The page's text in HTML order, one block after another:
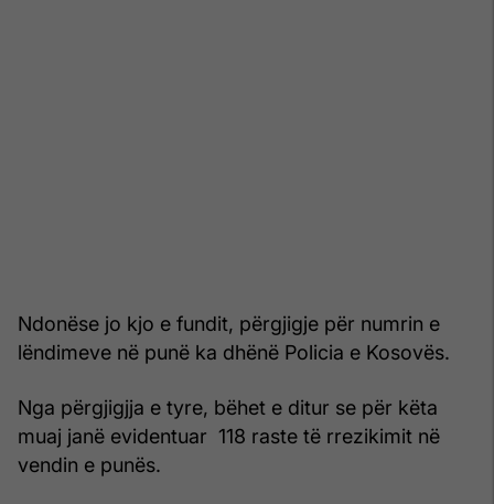
Ndonëse jo kjo e fundit, përgjigje për numrin e
lëndimeve në punë ka dhënë Policia e Kosovës.
Nga përgjigjja e tyre, bëhet e ditur se për këta
muaj janë evidentuar 118 raste të rrezikimit në
vendin e punës.